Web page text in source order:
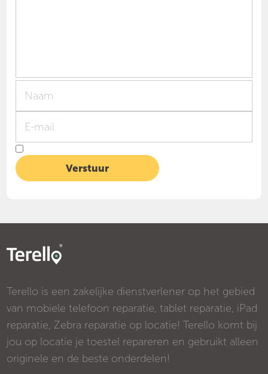
Terello is een zakelijke dienstverlener op het gebied
van mobiele telefoon reparatie, tablet reparatie, iPad
reparatie, Zebra reparatie op locatie! Terello komt bij
jou op locatie je toestel repareren en gebruikt alleen
originele en de beste onderdelen!